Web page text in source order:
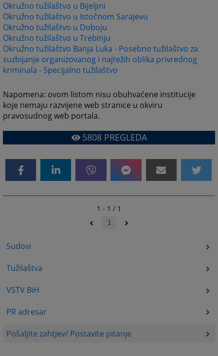
Sudovi
Tužilaštva
VSTV BiH
PR adresar
Pošaljite zahtjev/ Postavite pitanje
Okružno tužilaštvo u Bijeljini
Okružno tužilaštvo u Istočnom Sarajevu
Okružno tužilaštvo u Doboju
Okružno tužilaštvo u Trebinju
Okružno tužilaštvo Banja Luka - Posebno tužilaštvo za
suzbijanje organizovanog i najtežih oblika privrednog
kriminala - Specijalno tužilaštvo
Napomena: ovom listom nisu obuhvaćene institucije
koje nemaju razvijene web stranice u okviru
pravosudnog web portala.
5808PREGLEDA
1 - 1 / 1
1